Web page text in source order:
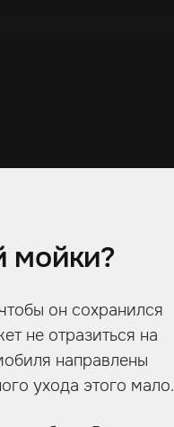
мойки?
он сохранился
не отразиться на
направлены
ухода этого мало.